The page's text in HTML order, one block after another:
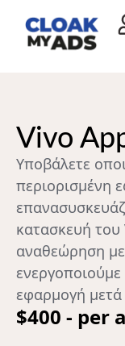
Vivo
Υποβάλετε
περιορισμένη
κατασκευή
αναθεώρηση
εφαρμογή μετά
$400 - per